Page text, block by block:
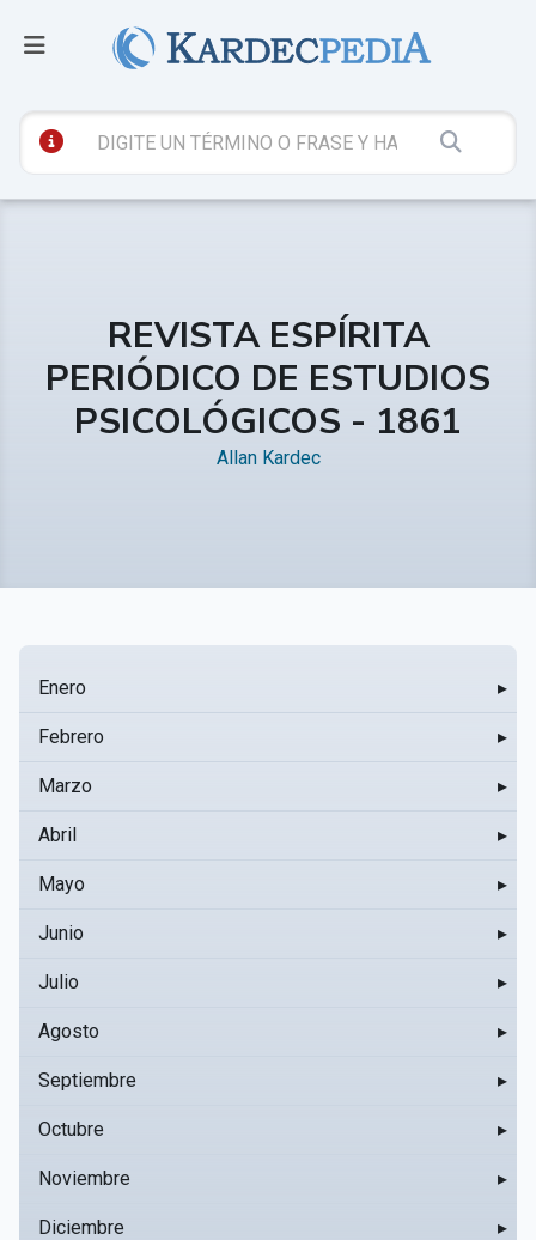
REVISTA ESPÍRITA
PERIÓDICO DE ESTUDIOS
PSICOLÓGICOS - 1861
Allan Kardec
Enero ▸
Febrero ▸
Marzo ▸
Abril ▸
Mayo ▸
Junio ▸
Julio ▸
Agosto ▸
Septiembre ▸
Octubre ▸
Noviembre ▸
Diciembre ▸